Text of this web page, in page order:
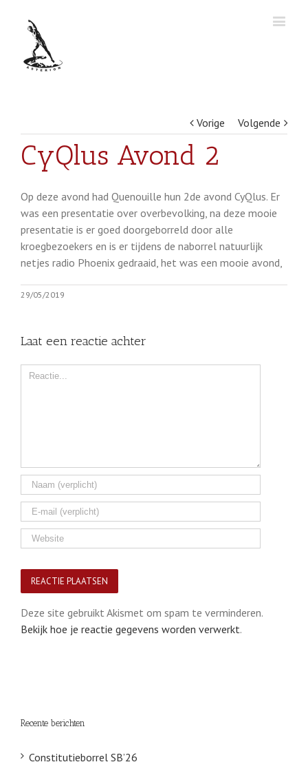
Vorige Volgende
CyQlus Avond 2
Op deze avond had Quenouille hun 2de avond CyQlus. Er
was een presentatie over overbevolking, na deze mooie
presentatie is er goed doorgeborreld door alle
kroegbezoekers en is er tijdens de naborrel natuurlijk
netjes radio Phoenix gedraaid, het was een mooie avond,
29/05/2019
Laat een reactie achter
Comment
Deze site gebruikt Akismet om spam te verminderen.
Bekijk hoe je reactie gegevens worden verwerkt.
Recente berichten
Constitutieborrel SB’26